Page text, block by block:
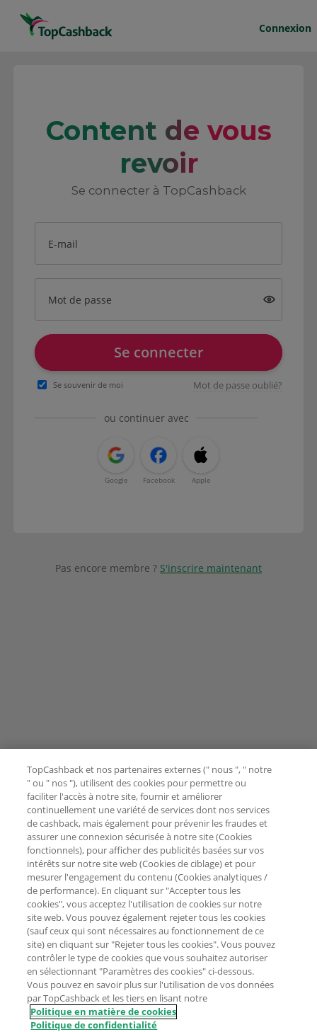
Connexion
Content de vous
revoir
Se connecter à TopCashback
E-mail
Mot de passe
Se connecter
Se souvenir de moi Mot de passe oublié?
ou continuer avec
Google Facebook Apple
Pas encore membre ? S'inscrire maintenant
TopCashback et nos partenaires externes (" nous ", " notre
" ou " nos "), utilisent des cookies pour permettre ou
faciliter l'accès à notre site, fournir et améliorer
continuellement une variété de services dont nos services
de cashback, mais également pour prévenir les fraudes et
assurer une connexion sécurisée à notre site (Cookies
fonctionnels), pour afficher des publicités basées sur vos
intérêts sur notre site web (Cookies de ciblage) et pour
mesurer l'engagement du contenu (Cookies analytiques /
de performance). En cliquant sur "Accepter tous les
cookies", vous acceptez l'utilisation de cookies sur notre
site web. Vous pouvez également rejeter tous les cookies
(sauf ceux qui sont nécessaires au fonctionnement de ce
site) en cliquant sur "Rejeter tous les cookies". Vous pouvez
contrôler le type de cookies que vous souhaitez autoriser
en sélectionnant "Paramètres des cookies" ci-dessous.
Vous pouvez en savoir plus sur l'utilisation de vos données
par TopCashback et les tiers en lisant notre
Politique en matière de cookies
Politique de confidentialité